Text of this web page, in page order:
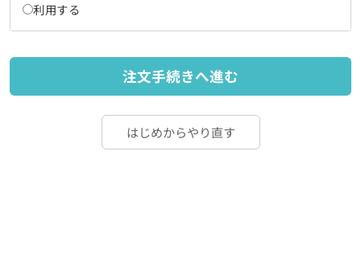
利用する
注文手続きへ進む
はじめからやり直す